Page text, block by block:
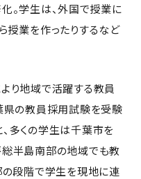
。学生は、外国で授業に
授業を作ったりするなど
り地域で活躍する教員
県の教員採用試験を受験
多くの学生は千葉市を
半島南部の地域でも教
の段階で学生を現地に連